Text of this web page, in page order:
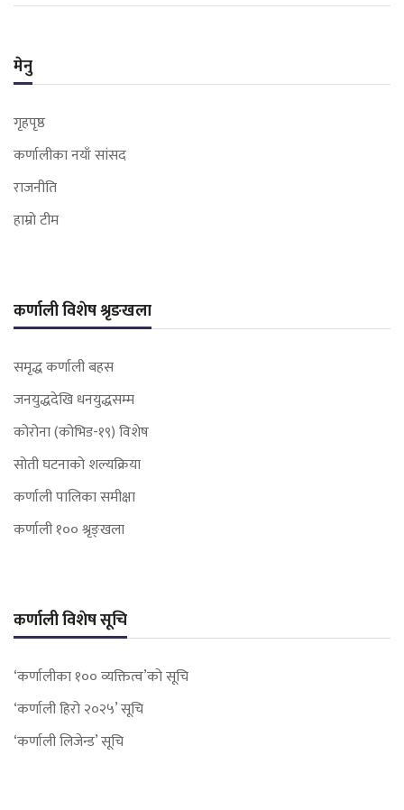
मेनु
गृहपृष्ठ
कर्णालीका नयाँ सांसद
राजनीति
हाम्रो टीम
कर्णाली विशेष श्रृङखला
समृद्ध कर्णाली बहस
जनयुद्धदेखि धनयुद्धसम्म
कोरोना (कोभिड-१९) विशेष
सोती घटनाको शल्यक्रिया
कर्णाली पालिका समीक्षा
कर्णाली १०० श्रृङ्खला
कर्णाली विशेष सूचि
‘कर्णालीका १०० व्यक्तित्व’को सूचि
‘कर्णाली हिरो २०२५’ सूचि
‘कर्णाली लिजेन्ड’ सूचि